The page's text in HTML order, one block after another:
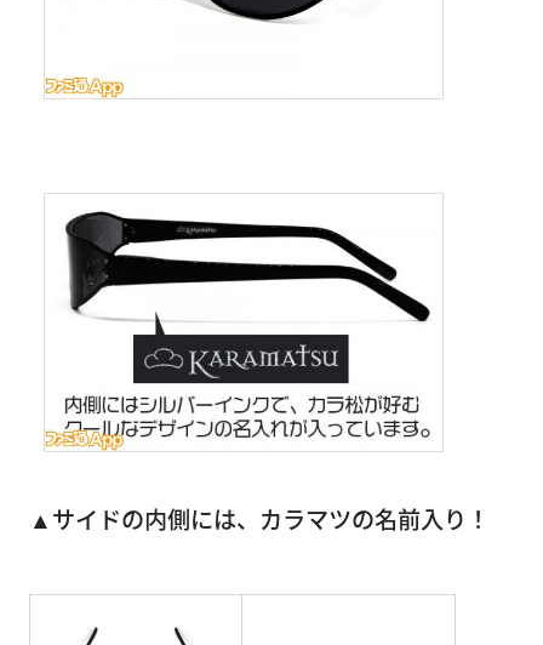
▲サイドの内側には、カラマツの名前入り！